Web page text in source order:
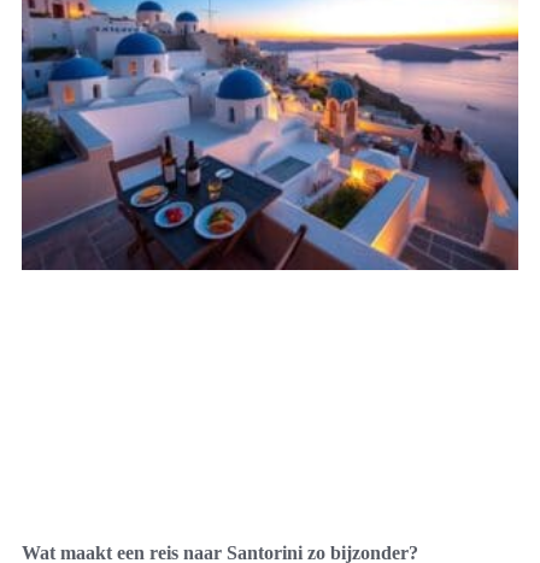
Wat maakt een reis naar Santorini zo bijzonder?